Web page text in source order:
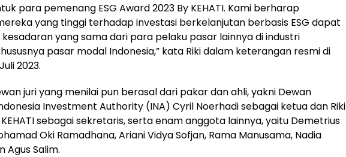
para pemenang ESG Award 2023 By KEHATI. Kami berharap
yang tinggi terhadap investasi berkelanjutan berbasis ESG dapat
yang sama dari para pelaku pasar lainnya di industri
pasar modal Indonesia,” kata Riki dalam keterangan resmi di
2023.
juri yang menilai pun berasal dari pakar dan ahli, yakni Dewan
Investment Authority (INA) Cyril Noerhadi sebagai ketua dan Riki
sebagai sekretaris, serta enam anggota lainnya, yaitu Demetrius
Oki Ramadhana, Ariani Vidya Sofjan, Rama Manusama, Nadia
Agus Salim.